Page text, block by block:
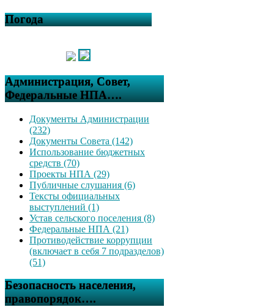
Погода
Администрация, Совет,
Федеральные НПА….
Документы Администрации
(232)
Документы Совета (142)
Использование бюджетных
средств (70)
Проекты НПА (29)
Публичные слушания (6)
Тексты официальных
выступлений (1)
Устав сельского поселения (8)
Федеральные НПА (21)
Противодействие коррупции
(включает в себя 7 подразделов)
(51)
Безопасность населения,
правопорядок….